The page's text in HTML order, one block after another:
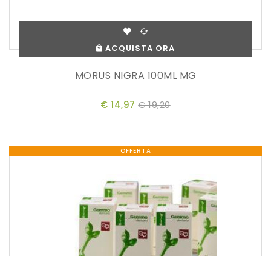
ACQUISTA ORA
MORUS NIGRA 100ML MG
€ 14,97 € 19,20
OFFERTA